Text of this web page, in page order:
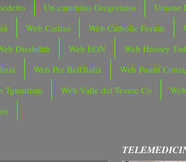
Un cammino Gregoriano
Unione
Web Caritas Web Catholic Forum
Disabilità Web EON
Web History
Web Per Bell'Italia
Web
Tgtourism Web Valle del Tevere Co